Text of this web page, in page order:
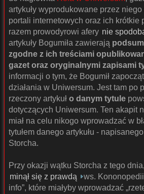
artykuły wyprodukowane przez
portali internetowych oraz ich krótkie
razem prowodyrowi afery nie
artykuły Bogumiła zawierają
zgodne z ich treściami
gazet oraz oryginalnymi zapisami
informacji o tym, że Bogumił
działania w Uniwersum. Jest tam po
rzeczony artykuł o danym tytule
dotyczących Uniwersum. Ten akapit
miał na celu nikogo wprowadzać w
tytułem danego artykułu -
Storcha.
Przy okazji wątku Storcha z tego
minął się z prawdą
ws.
info”, które miałyby wprowadzać